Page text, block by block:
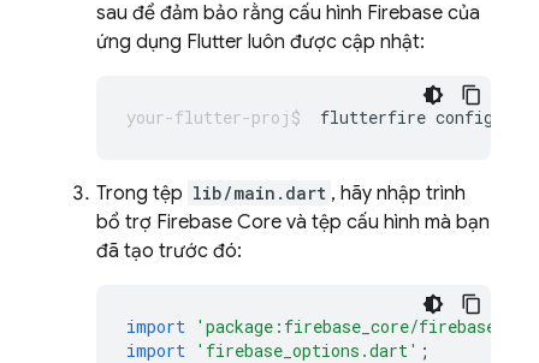
sau để đảm bảo rằng cấu hình Firebase của
ứng dụng Flutter luôn được cập nhật:
flutterfire
Trong tệp lib/main.dart , hãy nhập trình
bổ trợ Firebase Core và tệp cấu hình mà bạn
đã tạo trước đó:
import 'package:firebase_core/
import 'firebase_options.dart' ;